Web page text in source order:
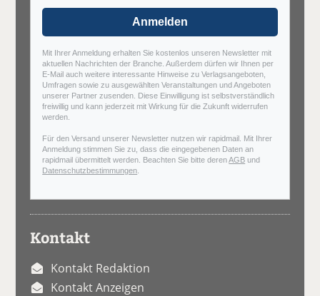
Anmelden
Mit Ihrer Anmeldung erhalten Sie kostenlos unseren Newsletter mit
aktuellen Nachrichten der Branche. Außerdem dürfen wir Ihnen per
E-Mail auch weitere interessante Hinweise zu Verlagsangeboten,
Umfragen sowie zu ausgewählten Veranstaltungen und Angeboten
unserer Partner zusenden. Diese Einwilligung ist selbstverständlich
freiwillig und kann jederzeit mit Wirkung für die Zukunft widerrufen
werden.
Für den Versand unserer Newsletter nutzen wir rapidmail. Mit Ihrer
Anmeldung stimmen Sie zu, dass die eingegebenen Daten an
rapidmail übermittelt werden. Beachten Sie bitte derenAGB und
Datenschutzbestimmungen
Kontakt
Kontakt Redaktion
Kontakt Anzeigen